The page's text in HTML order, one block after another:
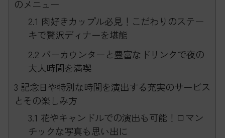
のメニュー
2.1 肉好きカップル必見！こだわりのステー
キで贅沢ディナーを堪能
2.2 バーカウンターと豊富なドリンクで夜の
大人時間を満喫
3 記念日や特別な時間を演出する充実のサービス
とその楽しみ方
3.1 花やキャンドルでの演出も可能！ロマン
チックな写真も思い出に